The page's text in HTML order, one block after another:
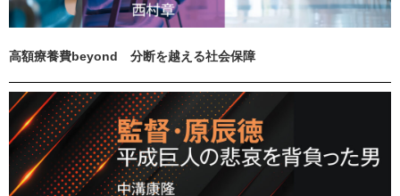
高額療養費beyond 分断を越える社会保障